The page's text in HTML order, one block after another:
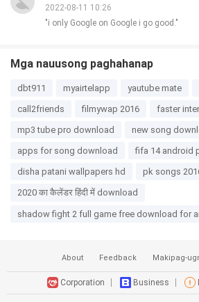
2022-08-11 10:26
"i only Google on Google i go good."
Mga nauusong paghahanap
dbt911 myairtelapp yautube mate
call2friends
filmywap 2016
faster
mp3 tube pro download
new song
apps for song download
fifa 14 android
disha patani wallpapers hd
pk songs
2020 का कैलेंडर हिंदी में download
shadow fight 2 full game free download for
About Feedback Makipag-
Corporation Business